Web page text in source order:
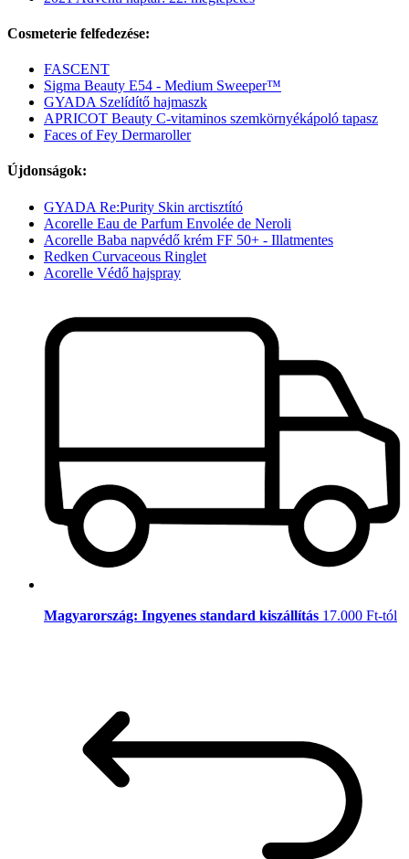
Cosmeterie felfedezése:
FASCENT
Sigma Beauty E54 - Medium Sweeper™
GYADA Szelídítő hajmaszk
APRICOT Beauty C-vitaminos szemkörnyékápoló tapasz
Faces of Fey Dermaroller
Újdonságok:
GYADA Re:Purity Skin arctisztító
Acorelle Eau de Parfum Envolée de Neroli
Acorelle Baba napvédő krém FF 50+ - Illatmentes
Redken Curvaceous Ringlet
Acorelle Védő hajspray
Magyarország: Ingyenes standard kiszállítás 17.000 Ft-tól